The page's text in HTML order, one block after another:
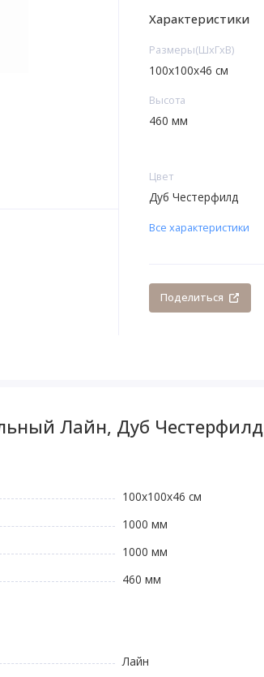
Характеристики
Размеры(ШxГxВ)
100x100x46 см
Высота
460 мм
Цвет
Дуб Честерфилд
Все характеристики
Поделиться
Лайн, Дуб Честерфилд
100x100x46 см
1000 мм
1000 мм
460 мм
Лайн